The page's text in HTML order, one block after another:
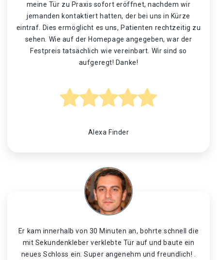
meine Tür zu Praxis sofort eröffnet, nachdem wir
jemanden kontaktiert hatten, der bei uns in Kürze
eintraf. Dies ermöglicht es uns, Patienten rechtzeitig zu
sehen. Wie auf der Homepage angegeben, war der
Festpreis tatsächlich wie vereinbart. Wir sind so
aufgeregt! Danke!
Alexa Finder
Er kam innerhalb von 30 Minuten an, bohrte schnell die
mit Sekundenkleber verklebte Tür auf und baute ein
neues Schloss ein. Super angenehm und freundlich! .